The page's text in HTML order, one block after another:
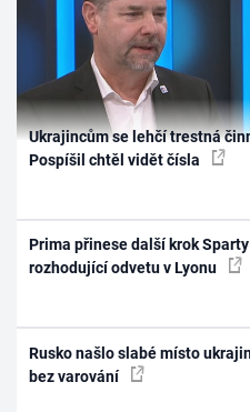
Ukrajincům se lehčí trestná
Pospíšil chtěl vidět čísla
Prima přinese další krok
rozhodující odvetu v Lyonu
Rusko našlo slabé místo
bez varování